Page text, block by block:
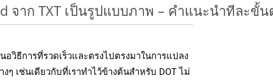
จาก TXT เป็นรูปแบบภาพ – คำแนะนำทีละขั้
อวิธีการที่รวดเร็วและตรงไปตรงมาในการแปลง
ๆ เช่นเดียวกับที่เราทำไว้ข้างต้นสำหรับ DOT ไม่